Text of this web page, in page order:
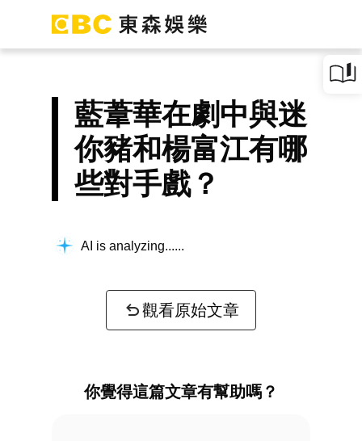
藍葦華在劇中與迷
你豬和楊富江有哪
些對手戲？
AI is analyzing...
觀看原始文章
你覺得這篇文章有幫助嗎？